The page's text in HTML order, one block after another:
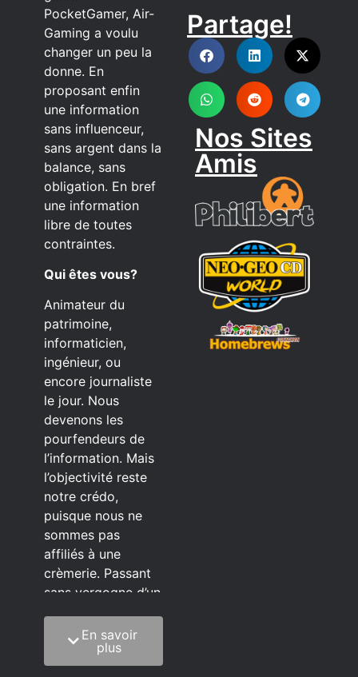
PocketGamer, Air-
Gaming a voulu
changer un peu la
donne. En
proposant enfin
une information
sans influenceur,
sans argent dans la
balance, sans
obligation. En bref
une information
libre de toutes
contraintes.
Qui êtes vous?
Animateur du
patrimoine,
informaticien,
ingénieur, ou
encore journaliste
le jour. Nous
devenons les
pourfendeurs de
l’information. Mais
l’objectivité reste
notre crédo,
puisque nous ne
sommes pas
affiliés à une
crèmerie. Passant
sans vergogne d’un
C’est quoi notre
méthode?
En savoir
plus
DISCORD
Partage!
Nos Sites
Amis